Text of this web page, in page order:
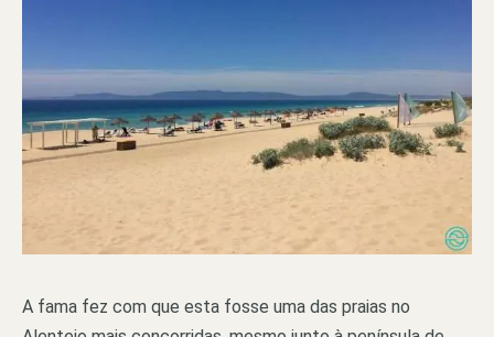
A fama fez com que esta fosse uma das praias no